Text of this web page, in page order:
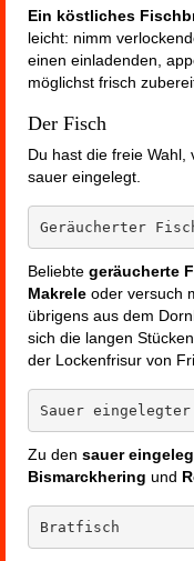
Ein köstliches
leicht: nimm
einen einladenden,
möglichst frisch
Der Fisch
Du hast die freie
sauer eingelegt.
Geräucherter
Beliebte geräucherte
Makrele oder versuch
übrigens aus dem
sich die langen
der Lockenfrisur von
Sauer
Zu den sauer
Bismarckhering und
Bratfisch